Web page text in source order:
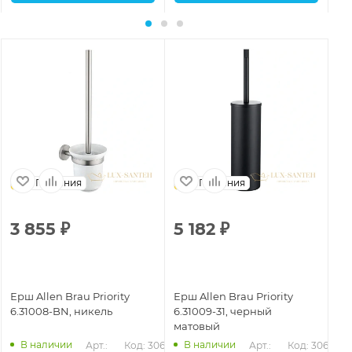
Германия
3 855 ₽
Ерш Allen Brau Priority
6.31008-BN, никель
В наличии
Арт.:
Код: 30654
Германия
5 182 ₽
Ерш Allen Brau Priority
6.31009-31, черный
матовый
В наличии
Арт.:
Код: 30656